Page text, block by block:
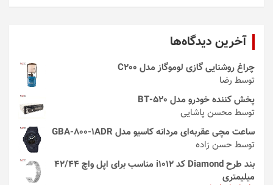
آخرین دیدگاه‌ها
چراغ روشنایی گازی لوموگاز مدل C200
توسط رضا
پخش کننده خودرو مدل 520-BT
توسط محسن پاشایی
ساعت مچی عقربه‌ای مردانه کاسیو مدل GBA-800-1ADR
توسط حسن زاده
بند طرح Diamond کد i1012 مناسب برای اپل واچ 42/44
میلیمتری